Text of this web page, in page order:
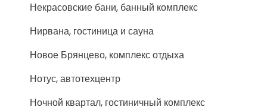
Некрасовские бани, банный комплекс
Нирвана, гостиница и сауна
Новое Брянцево, комплекс отдыха
Нотус, автотехцентр
Ночной квартал, гостиничный комплекс